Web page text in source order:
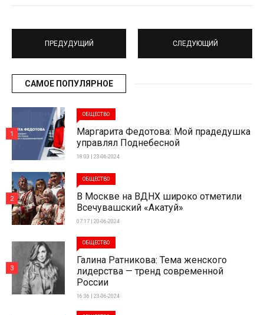
ПРЕДУДУЩИЙ СЛЕДУЮЩИЙ
САМОЕ ПОПУЛЯРНОЕ
ОБЩЕСТВО
Маргарита Федотова: Мой прадедушка
управлял Поднебесной
18:03 | 23-06-2024
1
ОБЩЕСТВО
В Москве на ВДНХ широко отметили
Всечувашский «Акатуй»
07:17 | 20-06-2024
2
ОБЩЕСТВО
Галина Ратникова: Тема женского
лидерства — тренд современной
России
16:36 | 23-06-2024
3